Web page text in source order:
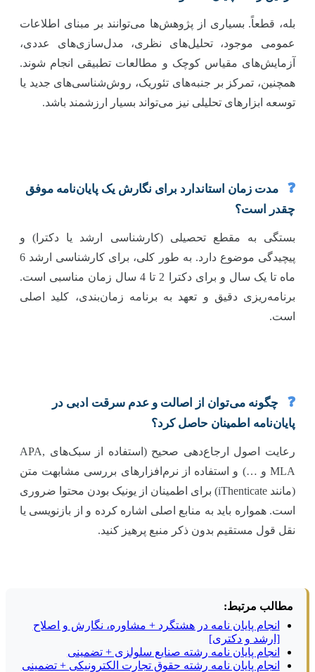
بله، قطعاً. بسیاری از پژوهش‌ها می‌توانند بر مبنای اطلاعات
عمومی موجود، تحلیل‌های نظری، مدل‌سازی‌های عددی،
آزمایش‌های مقیاس کوچک و مطالعات تطبیقی انجام شوند.
همچنین، تمرکز بر جنبه‌های تئوریک، روش‌شناسی‌های جدید یا
توسعه ابزارهای تحلیلی نیز می‌تواند بسیار ارزشمند باشد.
❓
مدت زمان استاندارد برای نگارش یک پایان‌نامه موفق
چقدر است؟
بستگی به مقطع تحصیلی (کارشناسی ارشد یا دکترا) و
پیچیدگی موضوع دارد. به طور کلی، برای کارشناسی ارشد 6
ماه تا یک سال و برای دکترا 2 تا 4 سال زمان مناسبی است.
برنامه‌ریزی دقیق و تعهد به برنامه زمان‌بندی، کلید اصلی
است.
❓
چگونه می‌توان از اصالت و عدم سرقت ادبی در
پایان‌نامه اطمینان حاصل کرد؟
رعایت اصول ارجاع‌دهی صحیح (استفاده از سبک‌های APA,
MLA و …) و استفاده از نرم‌افزارهای بررسی مشابهت متن
(مانند iThenticate) برای اطمینان از یونیک بودن محتوا ضروری
است. همواره باید به منابع اصلی اشاره کرده و از بازنویسی یا
نقل قول مستقیم بدون ذکر منبع پرهیز کنید.
مطالب مرتبط:
انجام پایان نامه در هشتگرد + مشاوره، نگارش و اصلاح
[ارشد و دکتری]
انجام پایان نامه رشته صنایع سلولزی + تضمینی
انجام پایان نامه رشته حقوق تجارت الکترونیکی + تضمینی